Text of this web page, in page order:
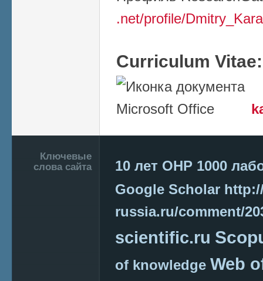
.net/profile/
Curriculum
Подвал
Ключевые
слова сайта
10 лет ОНР 1000
Google Scholar
russia.ru/comment/
scientific.ru
of knowledge Web